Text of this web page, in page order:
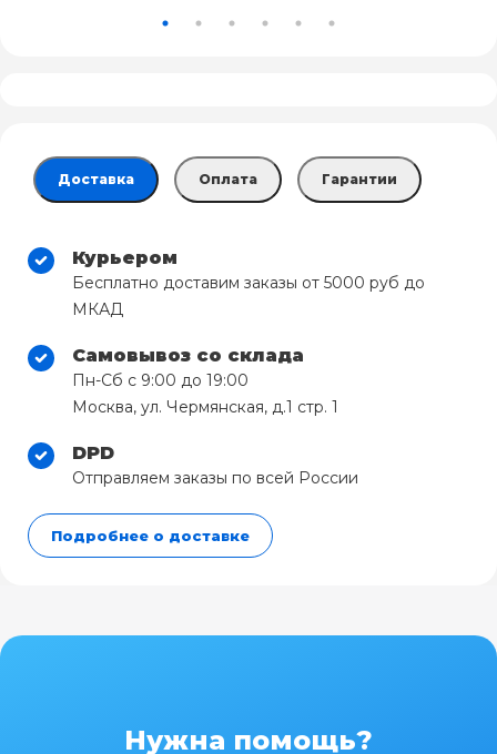
Доставка Оплата Гарантии
Курьером
Бесплатно доставим заказы от 5000 руб до
МКАД
Самовывоз со склада
Пн-Сб с 9:00 до 19:00
Москва, ул. Чермянская, д.1 стр. 1
DPD
Отправляем заказы по всей России
Подробнее о доставке
Нужна помощь?